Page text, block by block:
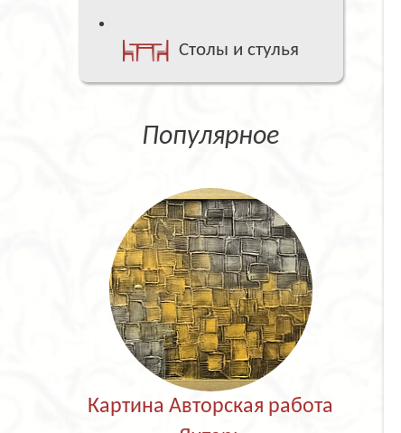
Столы и стулья
Популярное
Картина Авторская работа